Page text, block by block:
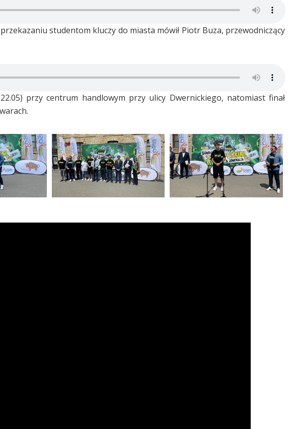
studentom kluczy do miasta mówił Piotr Buza, przewodniczący
przy centrum handlowym przy ulicy Dwernickiego, natomiast finał